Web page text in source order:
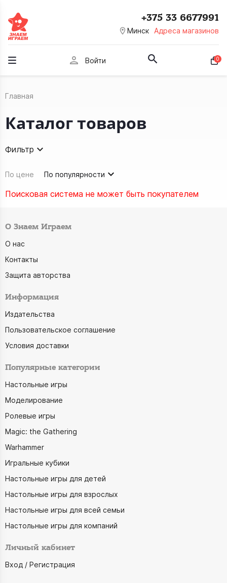
room Минск Адреса магазинов
+375 33 6677991
person Войти 0
Главная
Каталог товаров
Фильтр
По цене По популярности
Поисковая система не может быть покупателем
О Знаем Играем
О нас
Контакты
Защита авторства
Информация
Издательства
Пользовательское соглашение
Условия доставки
Популярные категории
Настольные игры
Моделирование
Ролевые игры
Magic: the Gathering
Warhammer
Игральные кубики
Настольные игры для детей
Настольные игры для взрослых
Настольные игры для всей семьи
Настольные игры для компаний
Личный кабинет
Вход / Регистрация